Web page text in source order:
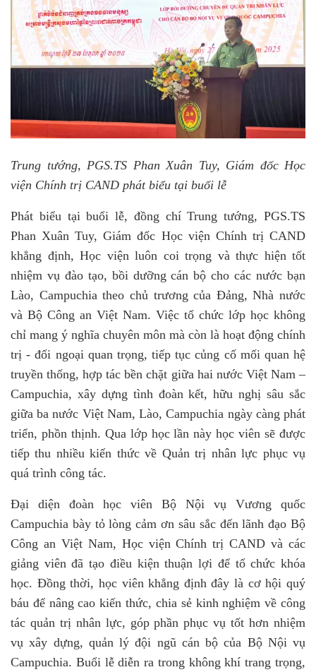
Trung tướng, PGS.TS Phan Xuân Tuy, Giám đốc Học
viện Chính trị CAND phát biểu tại buổi lễ
Phát biểu tại buổi lễ, đồng chí Trung tướng, PGS.TS
Phan Xuân Tuy, Giám đốc Học viện Chính trị CAND
khẳng định, Học viện luôn coi trọng và thực hiện tốt
nhiệm vụ đào tạo, bồi dưỡng cán bộ cho các nước bạn
Lào, Campuchia theo chủ trương của Đảng, Nhà nước
và Bộ Công an Việt Nam. Việc tổ chức lớp học không
chỉ mang ý nghĩa chuyên môn mà còn là hoạt động chính
trị - đối ngoại quan trọng, tiếp tục củng cố mối quan hệ
truyền thống, hợp tác bền chặt giữa hai nước Việt Nam –
Campuchia, xây dựng tình đoàn kết, hữu nghị sâu sắc
giữa ba nước Việt Nam, Lào, Campuchia ngày càng phát
triển, phồn thịnh. Qua lớp học lần này học viên sẽ được
tiếp thu nhiều kiến thức về Quản trị nhân lực phục vụ
quá trình công tác.
Đại diện đoàn học viên Bộ Nội vụ Vương quốc
Campuchia bày tỏ lòng cảm ơn sâu sắc đến lãnh đạo Bộ
Công an Việt Nam, Học viện Chính trị CAND và các
giảng viên đã tạo điều kiện thuận lợi để tổ chức khóa
học. Đồng thời, học viên khẳng định đây là cơ hội quý
báu để nâng cao kiến thức, chia sẻ kinh nghiệm về công
tác quản trị nhân lực, góp phần phục vụ tốt hơn nhiệm
vụ xây dựng, quản lý đội ngũ cán bộ của Bộ Nội vụ
Campuchia. Buổi lễ diễn ra trong không khí trang trọng,